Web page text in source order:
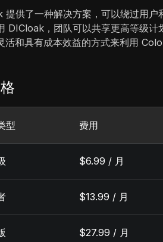
提供了一种解决方案，可以绕过用
DICloak，团队可以共享更高等级计
活和具有成本效益的方式来利用
型 费用
$6.99 / 月
$13.99 / 月
$27.99 / 月